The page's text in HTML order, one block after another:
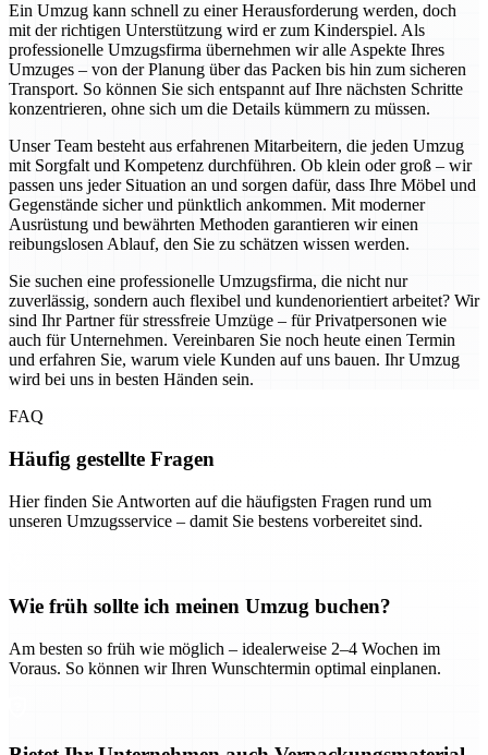
Ein Umzug kann schnell zu einer Herausforderung werden, doch
mit der richtigen Unterstützung wird er zum Kinderspiel. Als
professionelle Umzugsfirma übernehmen wir alle Aspekte Ihres
Umzuges – von der Planung über das Packen bis hin zum sicheren
Transport. So können Sie sich entspannt auf Ihre nächsten Schritte
konzentrieren, ohne sich um die Details kümmern zu müssen.
Unser Team besteht aus erfahrenen Mitarbeitern, die jeden Umzug
mit Sorgfalt und Kompetenz durchführen. Ob klein oder groß – wir
passen uns jeder Situation an und sorgen dafür, dass Ihre Möbel und
Gegenstände sicher und pünktlich ankommen. Mit moderner
Ausrüstung und bewährten Methoden garantieren wir einen
reibungslosen Ablauf, den Sie zu schätzen wissen werden.
Sie suchen eine professionelle Umzugsfirma, die nicht nur
zuverlässig, sondern auch flexibel und kundenorientiert arbeitet? Wir
sind Ihr Partner für stressfreie Umzüge – für Privatpersonen wie
auch für Unternehmen. Vereinbaren Sie noch heute einen Termin
und erfahren Sie, warum viele Kunden auf uns bauen. Ihr Umzug
wird bei uns in besten Händen sein.
FAQ
Häufig gestellte Fragen
Hier finden Sie Antworten auf die häufigsten Fragen rund um
unseren Umzugsservice – damit Sie bestens vorbereitet sind.
Wie früh sollte ich meinen Umzug buchen?
Am besten so früh wie möglich – idealerweise 2–4 Wochen im
Voraus. So können wir Ihren Wunschtermin optimal einplanen.